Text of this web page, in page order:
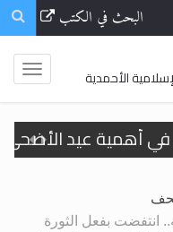
البحث في الكتب
الأحمدية
في أهمية عيد
>> المزيد
انتفضت بفعل الثورة